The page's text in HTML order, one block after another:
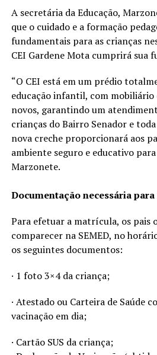
A secretária da Educação,
que o cuidado e a formação
fundamentais para as crianças
CEI Gardene Mota cumprirá sua
“O CEI está em um prédio
educação infantil, com mobiliário
novos, garantindo um
crianças do Bairro Senador e
nova creche proporcionará aos
ambiente seguro e educativo
Marzonete.
Documentação necessária
Para efetuar a matrícula, os pais
comparecer na SEMED, no
os seguintes documentos:
· 1 foto 3×4 da criança;
· Atestado ou Carteira de Saúde
vacinação em dia;
· Cartão SUS da criança;